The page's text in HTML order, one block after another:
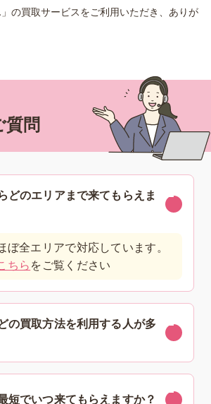
の買取サービスをご利用いただき、ありが
質問
どのエリアまで来てもらえま
ぼ全エリアで対応しています。
ちら をご覧ください
の買取方法を利用する人が多
短でいつ来てもらえますか？